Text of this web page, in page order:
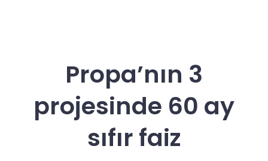
Propa’nın 3
projesinde 60 ay
sıfır faiz